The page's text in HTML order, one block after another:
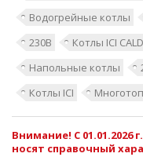
Водогрейные котлы
230В
Котлы ICI
Напольные котлы
Котлы ICI
Внимание! С 01.01.2026
носят справочный